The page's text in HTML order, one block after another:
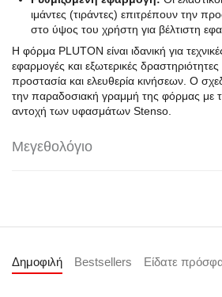
ιμάντες (τιράντες) επιτρέπουν την
στο ύψος του χρήστη για βέλτιστη
Η φόρμα PLUTON είναι ιδανική για
εφαρμογές και εξωτερικές δραστηριότητες
προστασία και ελευθερία κινήσεων. Ο
την παραδοσιακή γραμμή της φόρμας με
αντοχή των υφασμάτων Stenso.
Μεγεθολόγιο
Δημοφιλή Bestsellers Είδατε